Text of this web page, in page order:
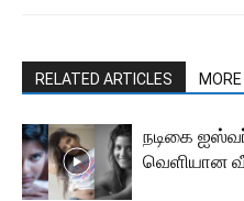
RELATED ARTICLES
நடிகை
வெளியான